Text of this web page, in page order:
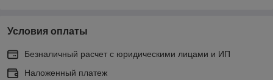
Условия оплаты
Безналичный расчет с юридическими лицами и ИП
Наложенный платеж